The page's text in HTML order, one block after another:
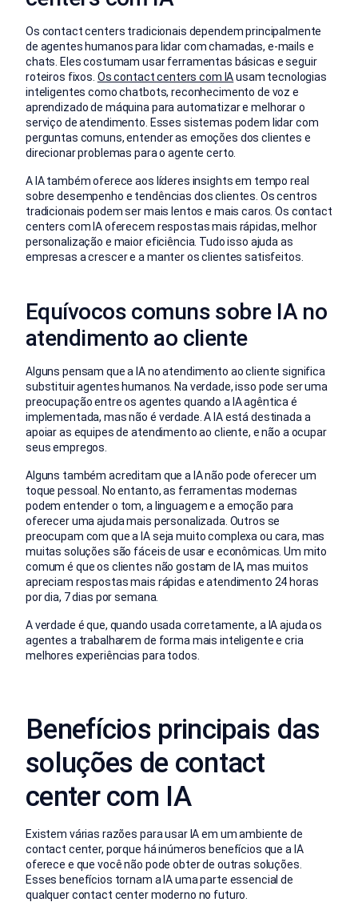
Os contact centers tradicionais dependem principalmente
de agentes humanos para lidar com chamadas, e-mails e
chats. Eles costumam usar ferramentas básicas e seguir
roteiros fixos. Os contact centers com IAusam tecnologias
inteligentes como chatbots, reconhecimento de voz e
aprendizado de máquina para automatizar e melhorar o
serviço de atendimento. Esses sistemas podem lidar com
perguntas comuns, entender as emoções dos clientes e
direcionar problemas para o agente certo.
A IA também oferece aos líderes insights em tempo real
sobre desempenho e tendências dos clientes. Os centros
tradicionais podem ser mais lentos e mais caros. Os contact
centers com IA oferecem respostas mais rápidas, melhor
personalização e maior eficiência. Tudo isso ajuda as
empresas a crescer e a manter os clientes satisfeitos.
Equívocos comuns sobre IA no
atendimento ao cliente
Alguns pensam que a IA no atendimento ao cliente significa
substituir agentes humanos. Na verdade, isso pode ser uma
preocupação entre os agentes quando a IA agêntica é
implementada, mas não é verdade. A IA está destinada a
apoiar as equipes de atendimento ao cliente, e não a ocupar
seus empregos.
Alguns também acreditam que a IA não pode oferecer um
toque pessoal. No entanto, as ferramentas modernas
podem entender o tom, a linguagem e a emoção para
oferecer uma ajuda mais personalizada. Outros se
preocupam com que a IA seja muito complexa ou cara, mas
muitas soluções são fáceis de usar e econômicas. Um mito
comum é que os clientes não gostam de IA, mas muitos
apreciam respostas mais rápidas e atendimento 24 horas
por dia, 7 dias por semana.
A verdade é que, quando usada corretamente, a IA ajuda os
agentes a trabalharem de forma mais inteligente e cria
melhores experiências para todos.
Benefícios principais das
soluções de contact
center com IA
Existem várias razões para usar IA em um ambiente de
contact center, porque há inúmeros benefícios que a IA
oferece e que você não pode obter de outras soluções.
Esses benefícios tornam a IA uma parte essencial de
qualquer contact center moderno no futuro.